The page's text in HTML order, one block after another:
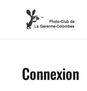
Connexion